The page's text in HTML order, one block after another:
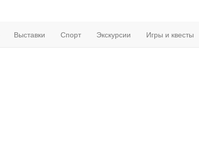
Выставки Спорт Экскурсии Игры и квесты